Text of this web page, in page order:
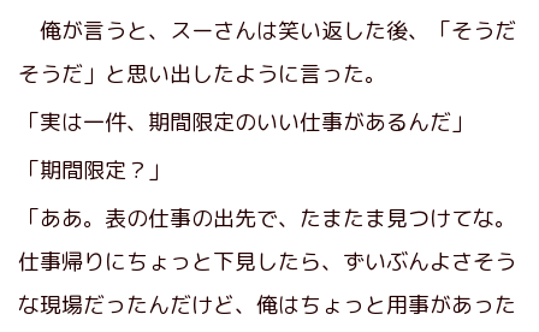
俺が言うと、スーさんは笑い返した後、「そうだ
そうだ」と思い出したように言った。
「実は一件、期間限定のいい仕事があるんだ」
「期間限定？」
「ああ。表の仕事の出先で、たまたま見つけてな。
仕事帰りにちょっと下見したら、ずいぶんよさそう
な現場だったんだけど、俺はちょっと用事があった